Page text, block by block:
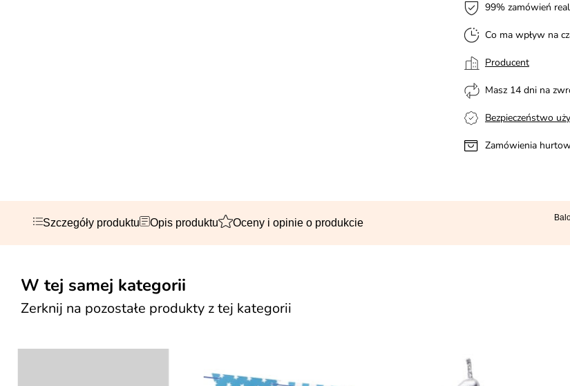
99% zamówień
Co ma wpływ na
Producent
Masz 14 dni na
Bezpieczeństwo
Zamówienia
Szczegóły produktu Opis produktu Oceny i opinie o produkcie
W tej samej kategorii
Zerknij na pozostałe produkty z tej kategorii